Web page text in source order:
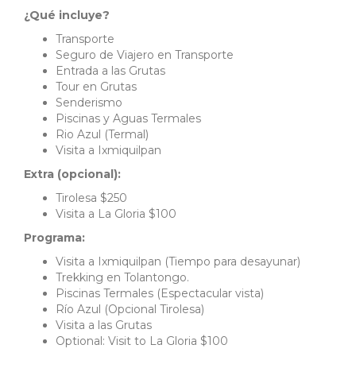
¿Qué incluye?
Transporte
Seguro de Viajero en Transporte
Entrada a las Grutas
Tour en Grutas
Senderismo
Piscinas y Aguas Termales
Rio Azul (Termal)
Visita a Ixmiquilpan
Extra (opcional):
Tirolesa $250
Visita a La Gloria $100
Programa:
Visita a Ixmiquilpan (Tiempo para desayunar)
Trekking en Tolantongo.
Piscinas Termales (Espectacular vista)
Río Azul (Opcional Tirolesa)
Visita a las Grutas
Optional: Visit to La Gloria $100